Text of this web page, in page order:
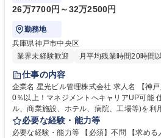
26万7700円～32万2500円
勤務地
兵庫県神戸市中央区
業界未経験歓迎
月平均残業時間20時間
仕事の内容
企業名 星光ビル管理株式会社 求人名 【神戸∬ビル管理】未経験スタート9
0％以上！マネジメントへキャリアUP可能 仕事の内容 施設(オフィスビ
ル、商業施設、ホテル、病院、工場等)を利
いただけるように、施設管理のプロとして
す。90%以上の社員が未経験スタートで活躍してい
必要な経験・能力等
必要な経験・能力等 【必須】不問 【求める